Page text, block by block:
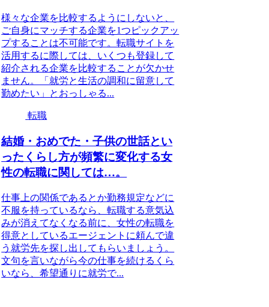
様々な企業を比較するようにしないと、
ご自身にマッチする企業を1つピックアッ
プすることは不可能です。転職サイトを
活用するに際しては、いくつも登録して
紹介される企業を比較することが欠かせ
ません。「就労と生活の調和に留意して
勤めたい」とおっしゃる...
転職
結婚・おめでた・子供の世話とい
ったくらし方が頻繁に変化する女
性の転職に関しては…。
仕事上の関係であるとか勤務規定などに
不服を持っているなら、転職する意気込
みが消えてなくなる前に、女性の転職を
得意としているエージェントに頼んで違
う就労先を探し出してもらいましょう。
文句を言いながら今の仕事を続けるくら
いなら、希望通りに就労で...